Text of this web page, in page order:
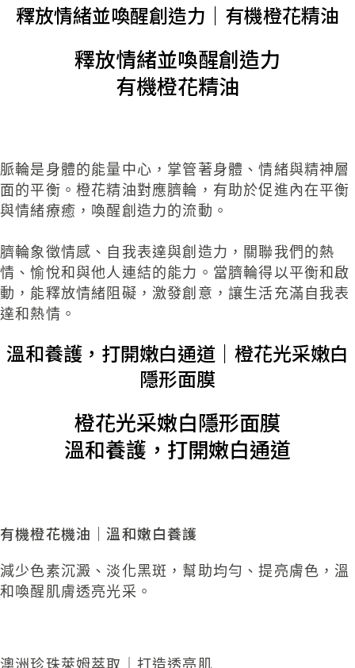
釋放情緒並喚醒創造力｜有機橙花精油
釋放情緒並喚醒創造力
有機橙花精油
脈輪是身體的能量中心，掌管著身體、情緒與精神層
面的平衡。橙花精油對應臍輪，有助於促進內在平衡
與情緒療癒，喚醒創造力的流動。
臍輪象徵情感、自我表達與創造力，關聯我們的熱
情、愉悅和與他人連結的能力。當臍輪得以平衡和啟
動，能釋放情緒阻礙，激發創意，讓生活充滿自我表
達和熱情。
溫和養護，打開嫩白通道｜橙花光采嫩白
隱形面膜​
橙花光采嫩白隱形面膜​​
溫和養護，打開嫩白通道
有機橙花機油｜溫和嫩白養護
減少色素沉澱、淡化黑斑，幫助均勻、提亮膚色， 溫
和喚醒肌膚透亮光采 。